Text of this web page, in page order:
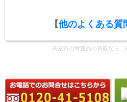
【他のよくある質
高梁市の骨董品の買取なら